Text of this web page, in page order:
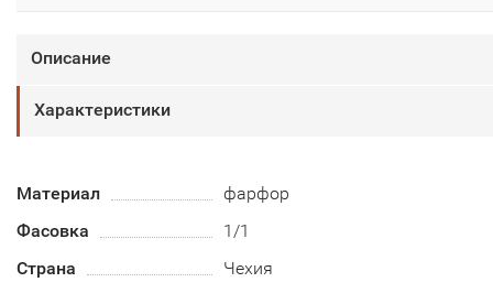
Описание
Характеристики
Материал
фарфор
Фасовка
1/1
Страна
Чехия